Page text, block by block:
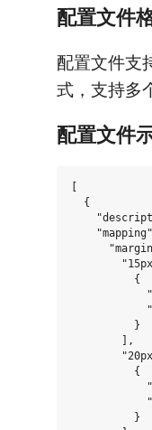
配置文件
配置文件支
式，支持多
配置文件
  {
          {
          }
        ],
          {
          }